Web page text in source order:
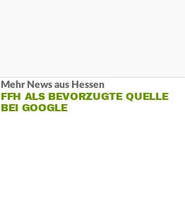
Mehr News aus Hessen
FFH ALS BEVORZUGTE QUELLE
BEI GOOGLE